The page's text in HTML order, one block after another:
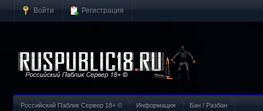
Войти Регистрация
Российский Паблик Сервер 18+ © Информация Бан / Разбан